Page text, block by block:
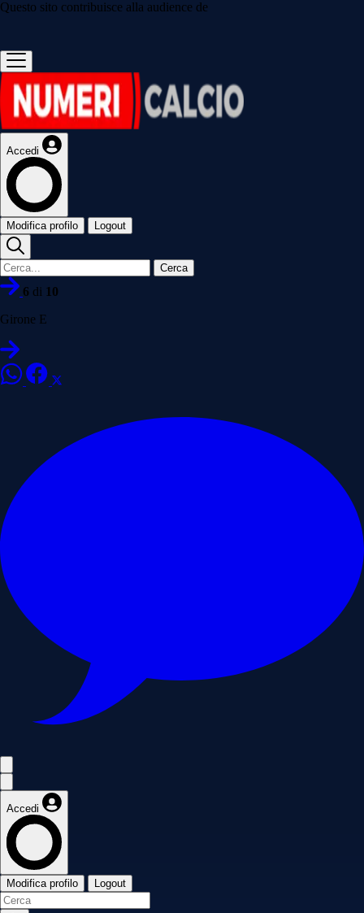
Questo sito contribuisce alla audience de
Accedi
Modifica profilo Logout
Cerca
6 di 10
Girone E
Accedi
Modifica profilo Logout